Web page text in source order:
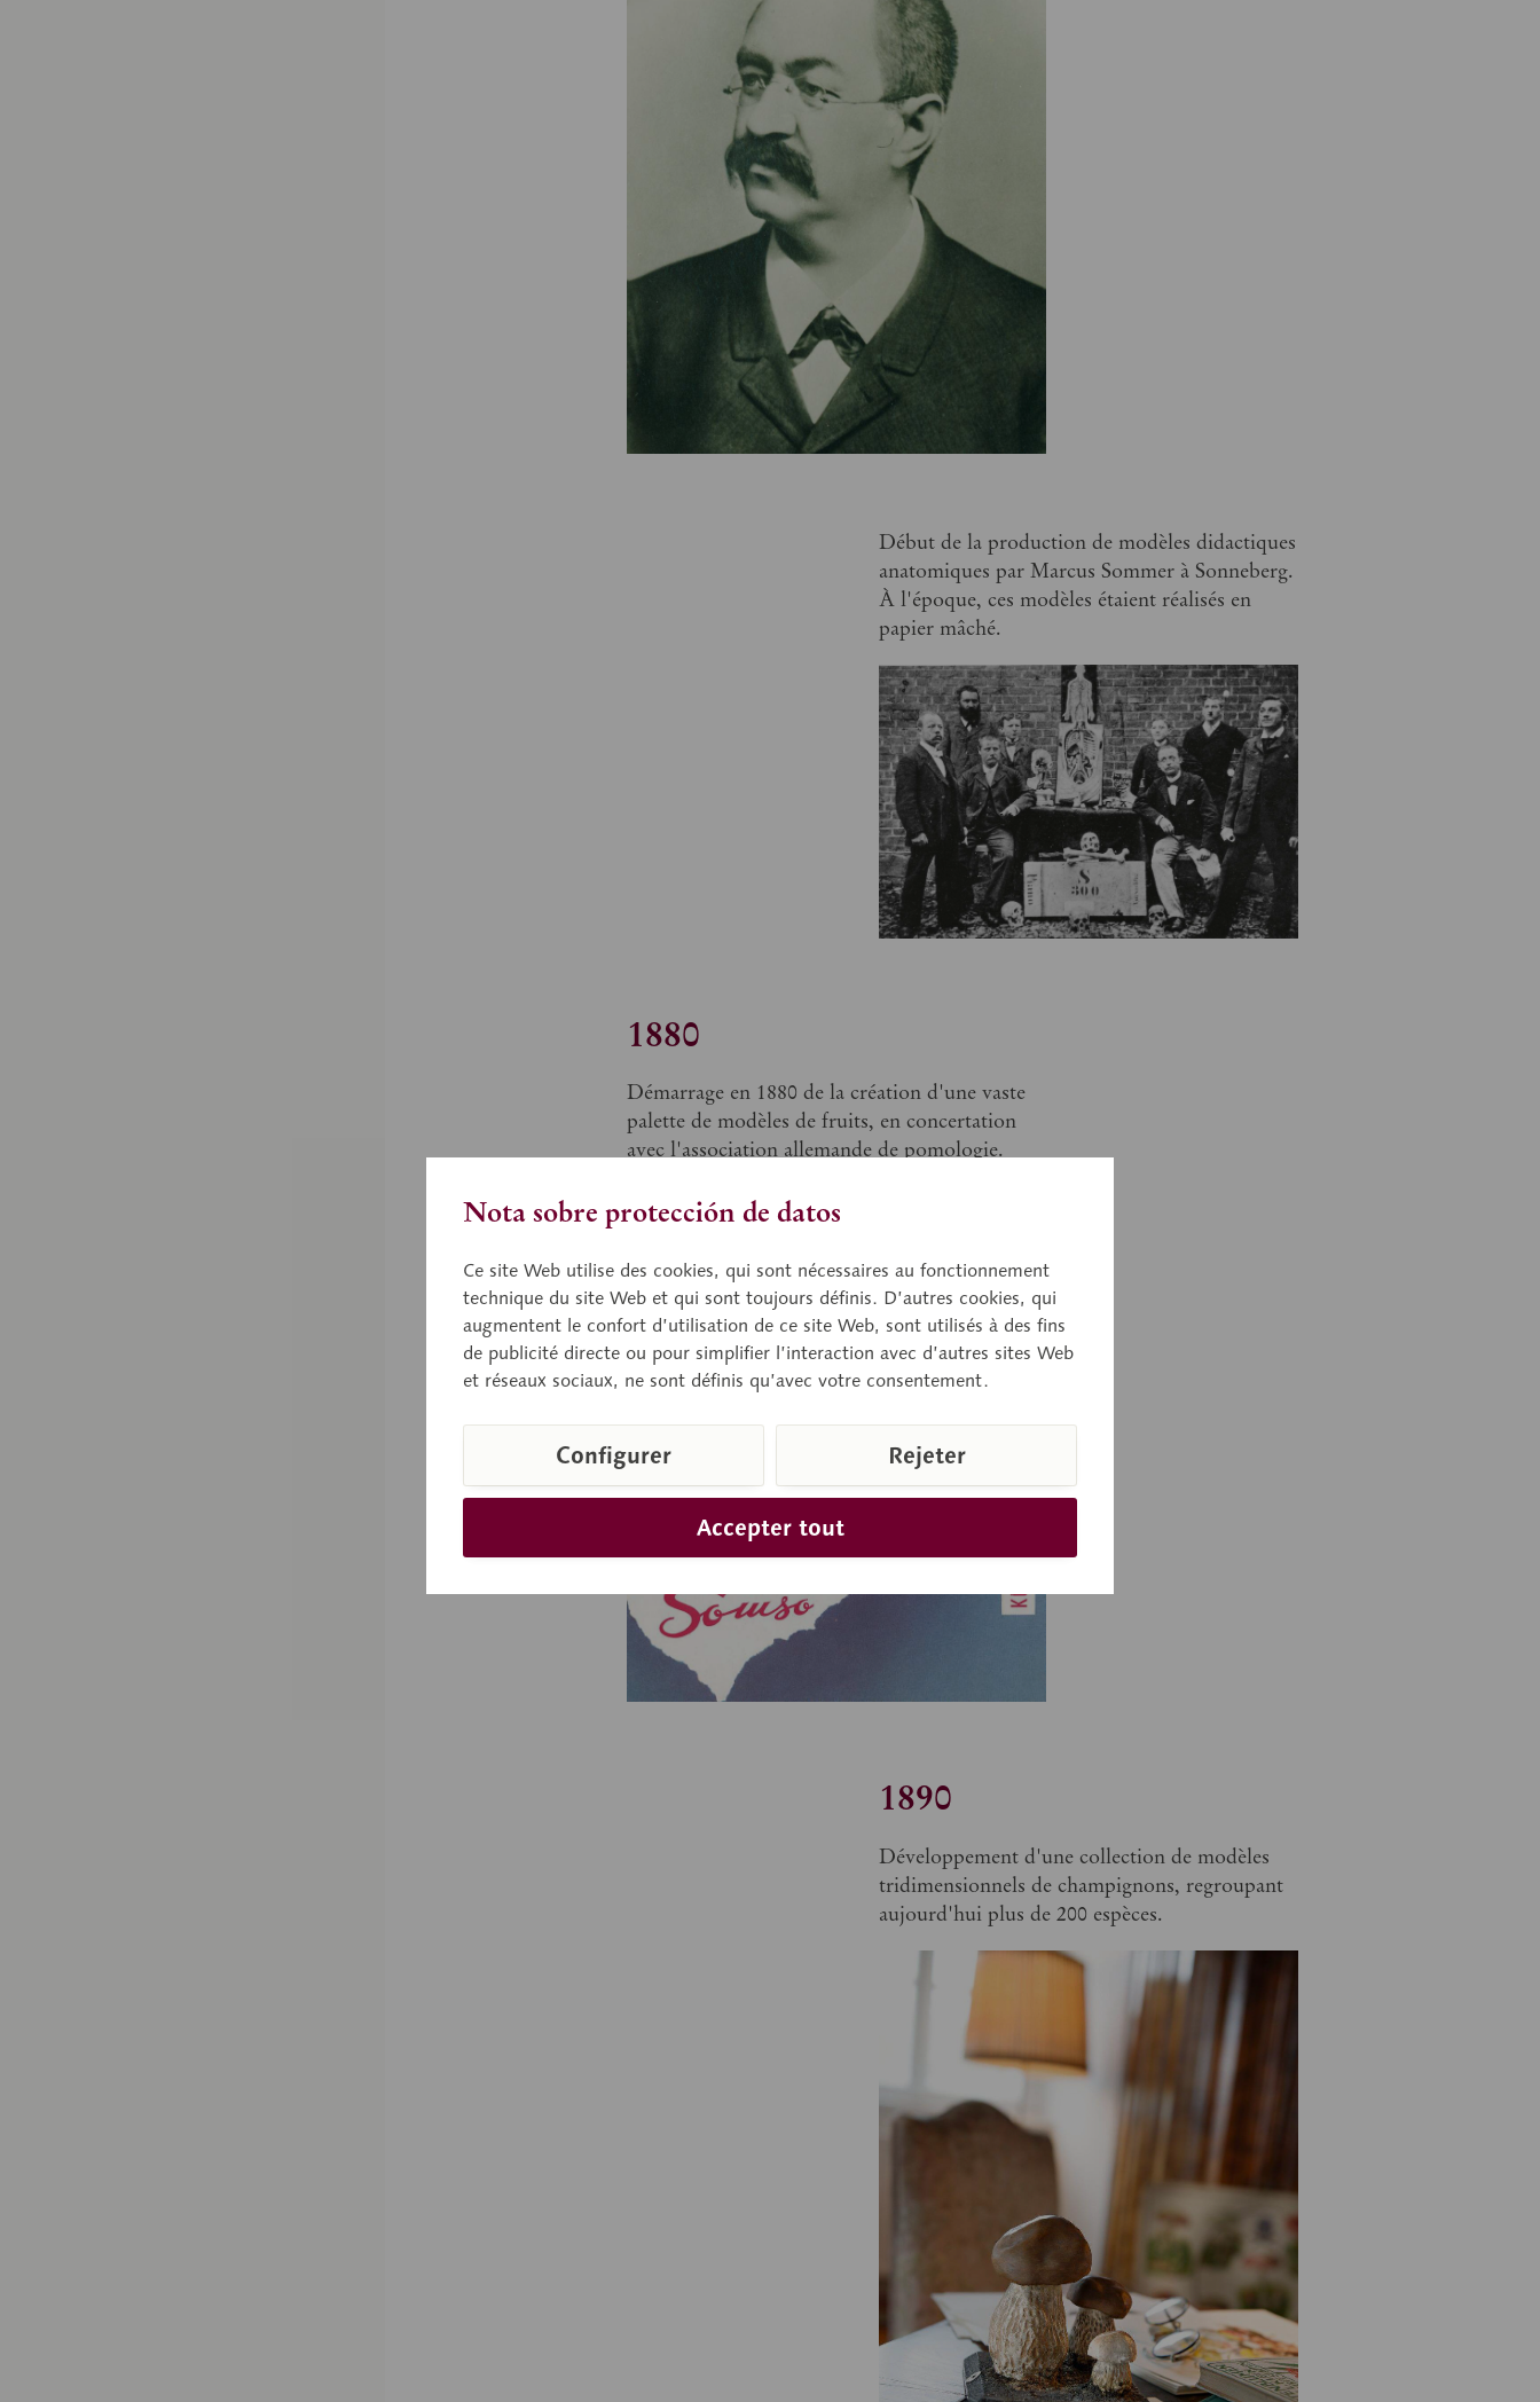
Début de la production de modèles didactiques
anatomiques par Marcus Sommer à Sonneberg.
À l'époque, ces modèles étaient réalisés en
papier mâché.
1880
Démarrage en 1880 de la création d'une vaste
palette de modèles de fruits, en concertation
avec l'association allemande de pomologie.
1890
Développement d'une collection de modèles
tridimensionnels de champignons, regroupant
aujourd'hui plus de 200 espèces.
Nota sobre protección de datos
Ce site Web utilise des cookies, qui sont nécessaires au fonctionnement
technique du site Web et qui sont toujours définis. D’autres cookies, qui
augmentent le confort d’utilisation de ce site Web, sont utilisés à des fins
de publicité directe ou pour simplifier l’interaction avec d’autres sites Web
et réseaux sociaux, ne sont définis qu’avec votre consentement.
Accepter tout
Configurer Rejeter